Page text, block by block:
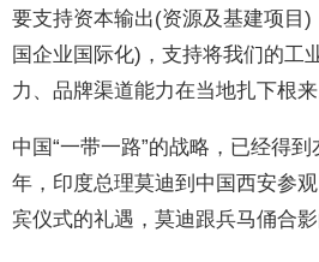
要支持资本输出(资源及基建项目
国企业国际化)，支持将我们的工
力、品牌渠道能力在当地扎下根来
中国“一带一路”的战略，已经得
年，印度总理莫迪到中国西安参
宾仪式的礼遇，莫迪跟兵马俑合